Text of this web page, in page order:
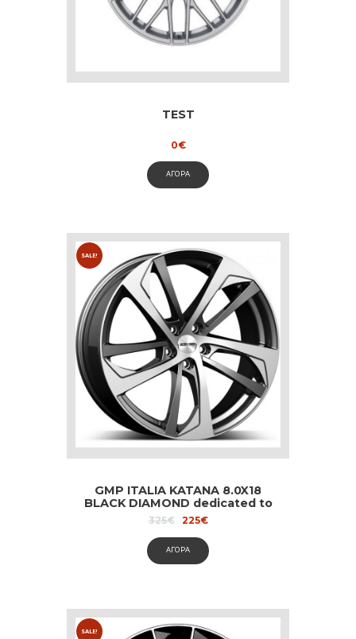
TEST
0€
ΑΓΟΡΑ
SALE!
GMP ITALIA KATANA 8.0X18
BLACK DIAMOND dedicated to
Audi and Volvo
325€
Original
was:
325€.
225€Current
is:
225€.
ΑΓΟΡΑ
SALE!